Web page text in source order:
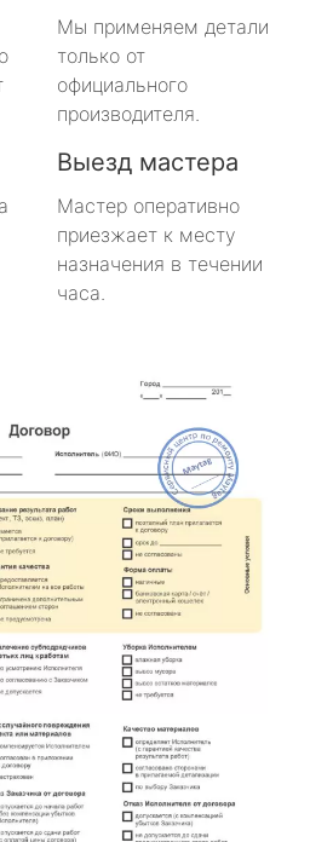
Мы применяем детали
только от
официального
производителя.
Выезд мастера
Мастер оперативно
приезжает к месту
назначения в течении
часа.